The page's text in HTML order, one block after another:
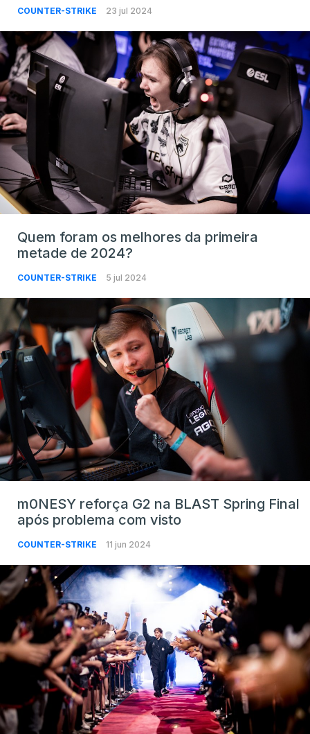
COUNTER-STRIKE 23 jul 2024
Quem foram os melhores da primeira
metade de 2024?
COUNTER-STRIKE 5 jul 2024
m0NESY reforça G2 na BLAST Spring Final
após problema com visto
COUNTER-STRIKE 11 jun 2024